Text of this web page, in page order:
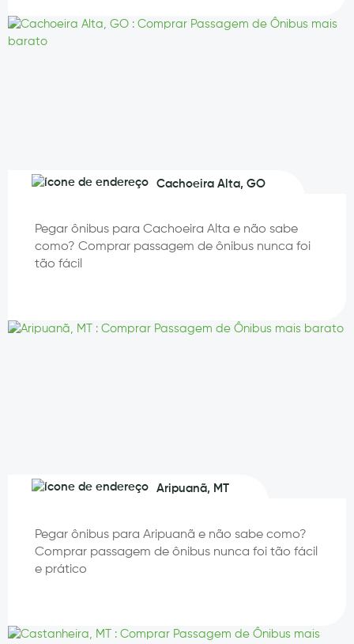
Cachoeira Alta, GO
Pegar ônibus para Cachoeira Alta e não sabe
como? Comprar passagem de ônibus nunca foi
tão fácil
Aripuanã, MT
Pegar ônibus para Aripuanã e não sabe como?
Comprar passagem de ônibus nunca foi tão fácil
e prático